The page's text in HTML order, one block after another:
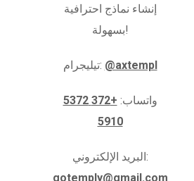
إنشاء نماذج احترافية
بسهولة!
تيليجرام: @axtempl
واتساب:
+372 5372
5910
البريد الإلكتروني:
gotemply@gmail.com